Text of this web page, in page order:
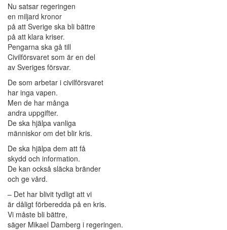
Nu satsar regeringen
en miljard kronor
på att Sverige ska bli bättre
på att klara kriser.
Pengarna ska gå till
Civilförsvaret som är en del
av Sveriges försvar.
De som arbetar i civilförsvaret
har inga vapen.
Men de har många
andra uppgifter.
De ska hjälpa vanliga
människor om det blir kris.
De ska hjälpa dem att få
skydd och information.
De kan också släcka bränder
och ge vård.
– Det har blivit tydligt att vi
är dåligt förberedda på en kris.
Vi måste bli bättre,
säger Mikael Damberg i regeringen.